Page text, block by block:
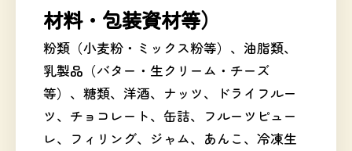
材料・包装資材等）
粉類（小麦粉・ミックス粉等）、油脂類、
乳製品（バター・生クリーム・チーズ
等）、糖類、洋酒、ナッツ、ドライフルー
ツ、チョコレート、缶詰、フルーツピュー
レ、フィリング、ジャム、あんこ、冷凍生